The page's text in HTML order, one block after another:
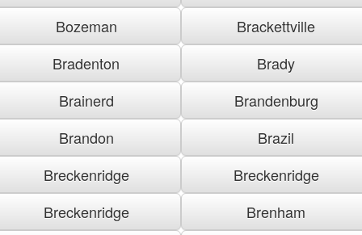
Bozeman
Brackettville
Bradenton
Brady
Brainerd
Brandenburg
Brandon
Brazil
Breckenridge
Breckenridge
Breckenridge
Brenham